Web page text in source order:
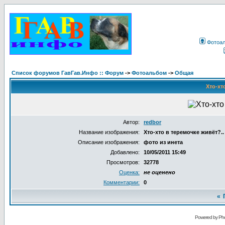
Список форумов ГавГав.Инфо :: Форум -> Фотоальбом -> Общая
Хто-
Автор:
redbor
Название изображения:
Хто-хто в теремочке живёт?..
Описание изображения:
фото из инета
Добавлено:
10/05/2011 15:49
Просмотров:
32778
Оценка:
не оценено
Комментарии:
0
«
Powered by